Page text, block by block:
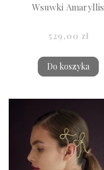
Wsuwki Amaryllis
529,00 zł
Do koszyka